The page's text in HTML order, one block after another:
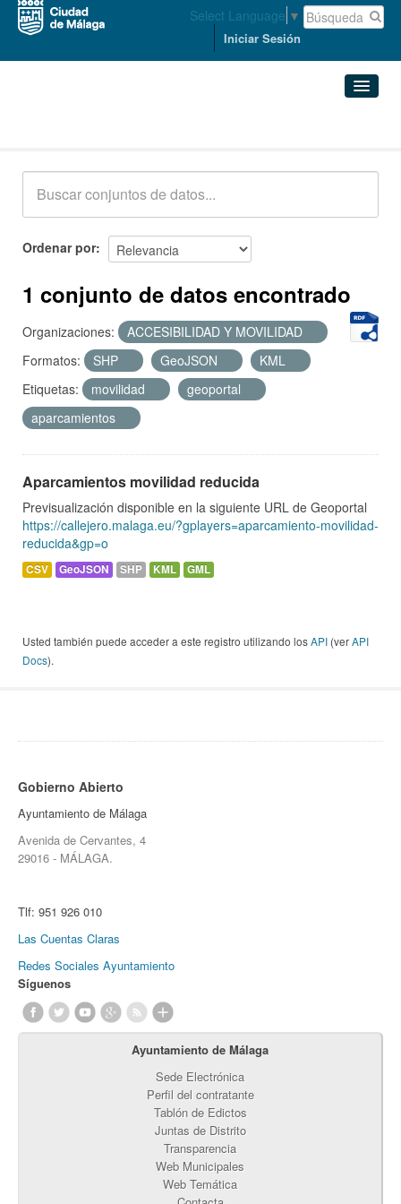
Select Language ▼
Iniciar Sesión
Acerca de
Ordenar por
1 conjunto de datos encontrado
Organizaciones:
ACCESIBILIDAD Y MOVILIDAD
Formatos:
SHP GeoJSON
KML
Etiquetas:
movilidad
geoportal
aparcamientos
Aparcamientos movilidad reducida
Previsualización disponible en la siguiente URL de Geoportal
https://callejero.malaga.eu/?gplayers=aparcamiento-movilidad-
reducida&gp=o
CSV GeoJSON SHP KML GML
Usted también puede acceder a este registro utilizando losAPI (verAPI
Docs).
Gobierno Abierto
Ayuntamiento de Málaga
Avenida de Cervantes, 4
29016 - MÁLAGA.
Tlf: 951 926 010
Las Cuentas Claras
Redes Sociales Ayuntamiento
Síguenos
Ayuntamiento de Málaga
Sede Electrónica
Perfil del contratante
Tablón de Edictos
Juntas de Distrito
Transparencia
Web Municipales
Web Temática